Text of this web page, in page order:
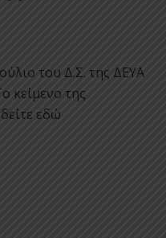
του Δ.Σ. της ΔΕΥΑ
κείμενο της
εδώ